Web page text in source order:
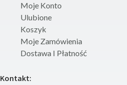
Moje Konto
Ulubione
Koszyk
Moje Zamówienia
Dostawa I Płatność
Kontakt: